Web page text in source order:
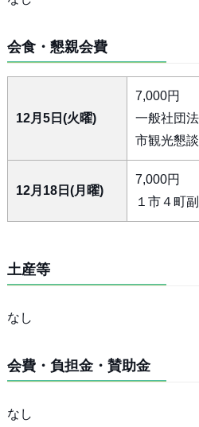
会食・懇親会費
12月5日(火曜)
7,000円
一般社団
市観光懇
12月18日(月曜)
7,000円
１市４町
土産等
なし
会費・負担金・賛助金
なし